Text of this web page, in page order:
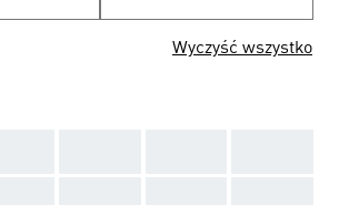
Wyczyść wszystko